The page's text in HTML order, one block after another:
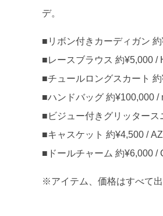
デ。
■リボン付きカーディガン
■レースブラウス 約¥5,000 /
■チュールロングスカート
■ハンドバッグ 約¥100,000 /
■ビジュー付きグリッター
■キャスケット 約¥4,500 /
■ドールチャーム 約¥6,000 /
※アイテム、価格はすべて出